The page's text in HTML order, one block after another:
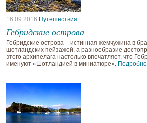
16.09.2016 Путешествия
Гебридские острова
Гебридские острова – истинная жемчужина в
шотландских пейзажей, а разнообразие
этого архипелага настолько впечатляет, что
именуют «Шотландией в миниатюре».